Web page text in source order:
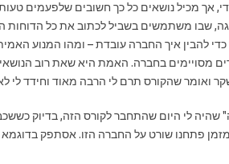
אך מכיל נושאים כל כך חשובים שלפעמים
שבו משתמשים בשביל לכתוב את כל הדוחות
כדי להבין איך החברה עובדת – ומהו המנוע
מסויימים בחברה. האמת היא שאת רוב
ואומר שהקורס תרם לי הרבה מאוד וחידד לי
לי היום שהתחבר לקורס הזה, בדיוק
לא מזמן פתחנו שורט על החברה הזו. אסתפק